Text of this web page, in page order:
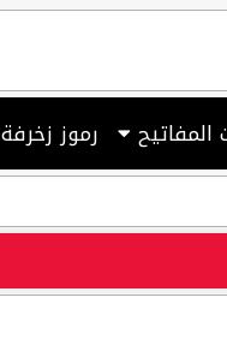
المفاتيح رموز زخرفة